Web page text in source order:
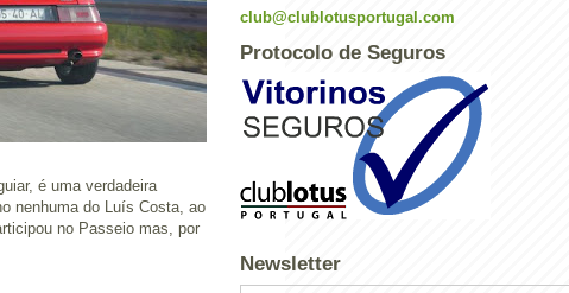
é uma verdadeira
nenhuma do Luís Costa, ao
no Passeio mas, por
club@clublotusportugal.com
Protocolo de Seguros
Newsletter